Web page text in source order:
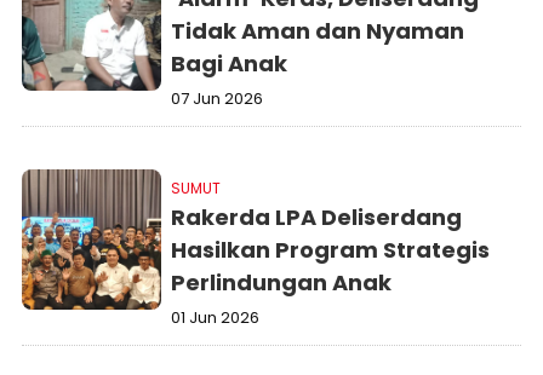
Tidak Aman dan Nyaman
Bagi Anak
07 Jun 2026
SUMUT
Rakerda LPA Deliserdang
Hasilkan Program Strategis
Perlindungan Anak
01 Jun 2026